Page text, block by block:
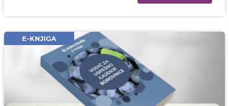
Email* obavezno
Komentar* obavezno
E-KNJIGA